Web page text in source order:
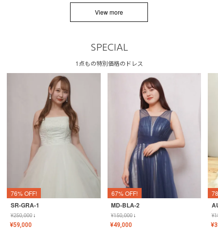
View more
SPECIAL
1点もの特別価格のドレス
76% OFF!
SR-GRA-1
¥250,000↓
¥59,000
67% OFF!
MD-BLA-2
¥150,000↓
¥49,000
¥
¥